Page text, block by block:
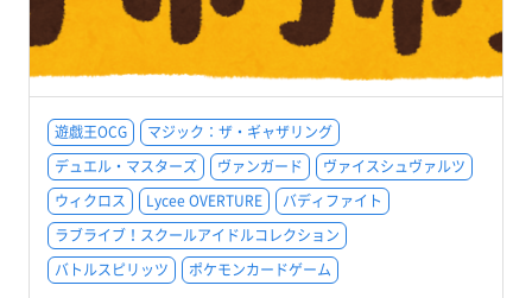
遊戯王OCG
マジック：ザ・ギャザリング
デュエル・マスターズ
ヴァンガード
ヴァイスシュヴァルツ
ウィクロス
Lycee OVERTURE
バディファイト
ラブライブ！スクールアイドルコレクション
バトルスピリッツ
ポケモンカードゲーム